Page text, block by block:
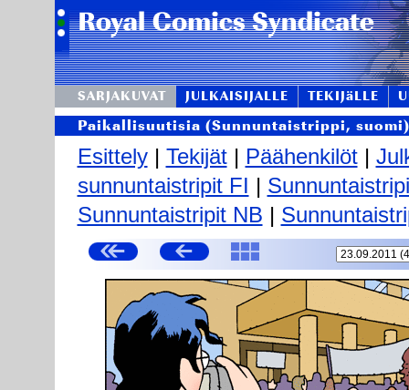
SARJAKUVAT JULKAISIJALLE TEKIJäLLE
Paikallisuutisia (Sunnuntaistrippi, suomi)
Esittely| Tekijät| Päähenkilöt|
sunnuntaistripit FI |
Sunnuntaistripit NB |